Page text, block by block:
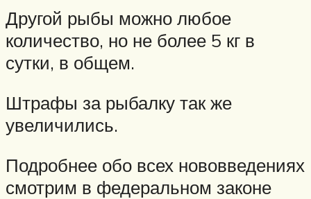
Другой рыбы можно любое
количество, но не более 5 кг в
сутки, в общем.
Штрафы за рыбалку так же
увеличились.
Подробнее обо всех нововведениях
смотрим в федеральном законе